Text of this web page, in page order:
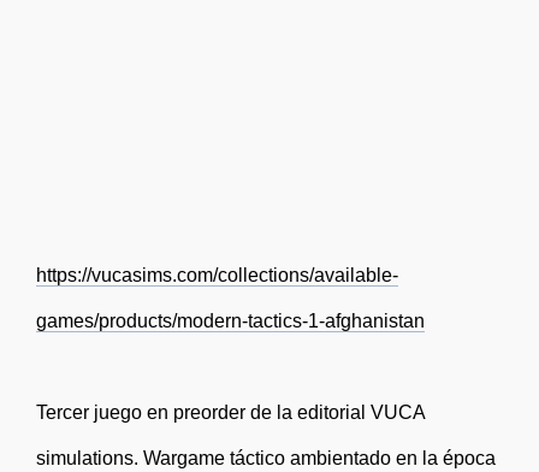
https://vucasims.com/collections/available-
games/products/modern-tactics-1-afghanistan
Tercer juego en preorder de la editorial VUCA
simulations. Wargame táctico ambientado en la época